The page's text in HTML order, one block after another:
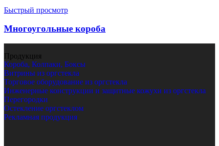
Быстрый просмотр
Многоугольные короба
Продукция
Короба, Колпаки, Боксы
Витрины из оргстекла
Торговое оборудование из оргстекла
Инженерные конструкции и защитные кожухи из оргстекла
Перегородки
Остекление оргстеклом
Рекламная продукция